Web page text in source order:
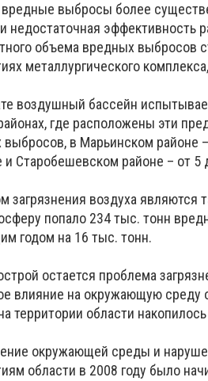
вредные выбросы более
недостаточная эффективность
объема вредных выбросов
металлургического
воздушный бассейн
где расположены эти
выбросов, в Марьинском районе
и Старобешевском районе – от 5
загрязнения воздуха являются
попало 234 тыс. тонн
годом на 16 тыс. тонн.
остается проблема
влияние на окружающую среду
территории области
окружающей среды и
области в 2008 году было